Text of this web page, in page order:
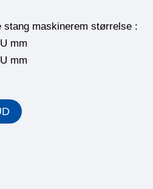
maskinerem størrelse :
mm
mm